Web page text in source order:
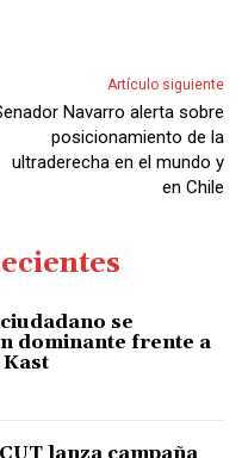
Artículo siguiente
Navarro alerta sobre
posicionamiento de la
ultraderecha en el mundo y
en Chile
se
dominante frente a
lanza campaña